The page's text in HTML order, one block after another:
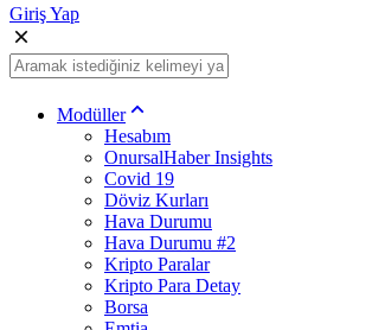
Giriş Yap
Modüller
Hesabım
OnursalHaber Insights
Covid 19
Döviz Kurları
Hava Durumu
Hava Durumu #2
Kripto Paralar
Kripto Para Detay
Borsa